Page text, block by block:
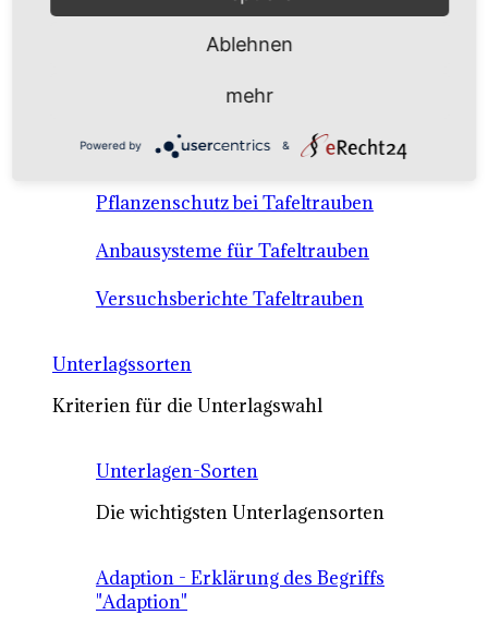
Anbausysteme & Recht
Tafeltrauben A-Z Sortenbeschreibungen
Tafeltraubenanbau - rechtliche
Voraussetzungen
Pflanzenschutz bei Tafeltrauben
Anbausysteme für Tafeltrauben
Versuchsberichte Tafeltrauben
Unterlagssorten
Kriterien für die Unterlagswahl
Unterlagen-Sorten
Die wichtigsten Unterlagensorten
Adaption - Erklärung des Begriffs
"Adaption"
Ablehnen
mehr
Powered by &